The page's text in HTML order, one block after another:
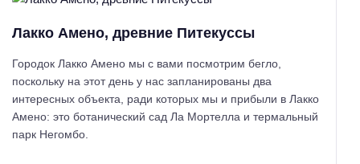
Лакко Амено, древние Питекуссы
Городок Лакко Амено мы с вами посмотрим бегло,
поскольку на этот день у нас запланированы два
интересных объекта, ради которых мы и прибыли в Лакко
Амено: это ботанический сад Ла Мортелла и термальный
парк Негомбо.